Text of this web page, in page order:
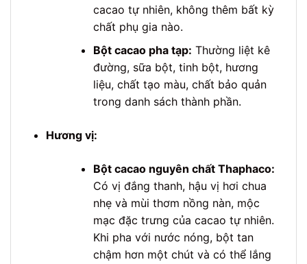
cacao tự nhiên, không thêm bất kỳ
chất phụ gia nào.
Bột cacao pha tạp: Thường liệt kê
đường, sữa bột, tinh bột, hương
liệu, chất tạo màu, chất bảo quản
trong danh sách thành phần.
Hương vị:
Bột cacao nguyên chất Thaphaco:
Có vị đắng thanh, hậu vị hơi chua
nhẹ và mùi thơm nồng nàn, mộc
mạc đặc trưng của cacao tự nhiên.
Khi pha với nước nóng, bột tan
chậm hơn một chút và có thể lắng